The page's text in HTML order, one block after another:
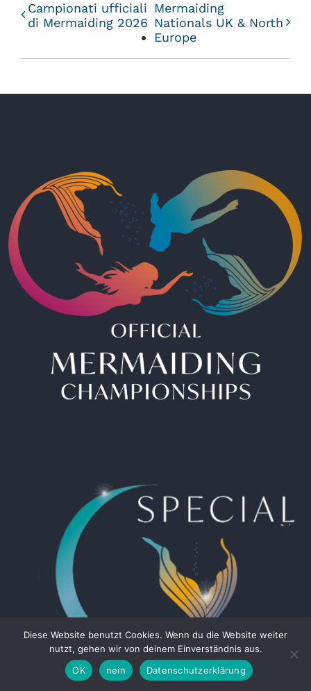
Campionati ufficiali
di Mermaiding 2026
Mermaiding
Nationals UK & North
Europe
Diese Website benutzt Cookies. Wenn du die Website weiter
nutzt, gehen wir von deinem Einverständnis aus.
OK
nein Datenschutzerklärung